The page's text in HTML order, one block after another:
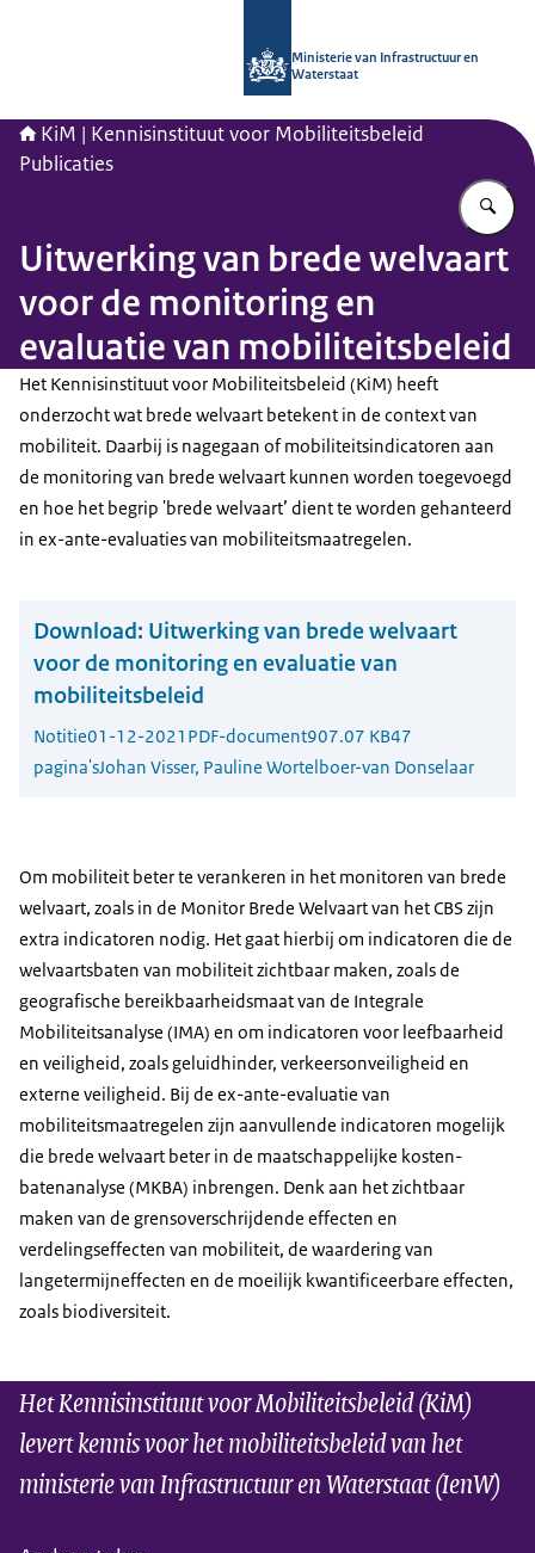
Ministerie van Infrastructuur en
Waterstaat
KiM | Kennisinstituut voor Mobiliteitsbeleid
Publicaties
Uitwerking van brede welvaart
voor de monitoring en
evaluatie van mobiliteitsbeleid
Het Kennisinstituut voor Mobiliteitsbeleid (KiM) heeft
onderzocht wat brede welvaart betekent in de context van
mobiliteit. Daarbij is nagegaan of mobiliteitsindicatoren aan
de monitoring van brede welvaart kunnen worden toegevoegd
en hoe het begrip 'brede welvaart’ dient te worden gehanteerd
in ex-ante-evaluaties van mobiliteitsmaatregelen.
Download: Uitwerking van brede welvaart
voor de monitoring en evaluatie van
mobiliteitsbeleid
Notitie01-12-2021 PDF-document907.07 KB47
pagina'sJohan Visser, Pauline Wortelboer-van Donselaar
Om mobiliteit beter te verankeren in het monitoren van brede
welvaart, zoals in de Monitor Brede Welvaart van het CBS zijn
extra indicatoren nodig. Het gaat hierbij om indicatoren die de
welvaartsbaten van mobiliteit zichtbaar maken, zoals de
geografische bereikbaarheidsmaat van de Integrale
Mobiliteitsanalyse (IMA) en om indicatoren voor leefbaarheid
en veiligheid, zoals geluidhinder, verkeersonveiligheid en
externe veiligheid. Bij de ex-ante-evaluatie van
mobiliteitsmaatregelen zijn aanvullende indicatoren mogelijk
die brede welvaart beter in de maatschappelijke kosten-
batenanalyse (MKBA) inbrengen. Denk aan het zichtbaar
maken van de grensoverschrijdende effecten en
verdelingseffecten van mobiliteit, de waardering van
langetermijneffecten en de moeilijk kwantificeerbare effecten,
zoals biodiversiteit.
Het Kennisinstituut voor Mobiliteitsbeleid (KiM)
levert kennis voor het mobiliteitsbeleid van het
ministerie van Infrastructuur en Waterstaat (IenW)